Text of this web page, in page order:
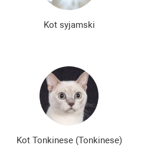
Kot syjamski
Kot Tonkinese (Tonkinese)